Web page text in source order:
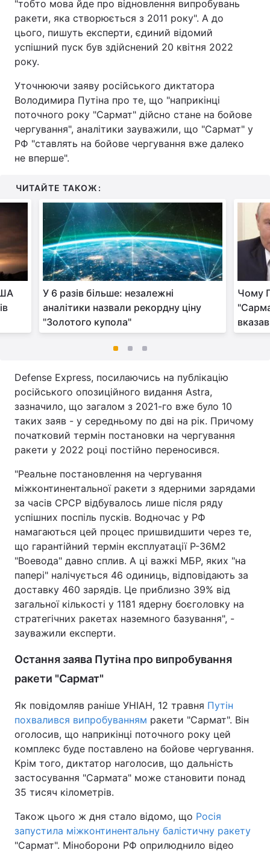
"тобто мова йде про відновлення випробувань
ракети, яка створюється з 2011 року". А до
цього, пишуть експерти, єдиний відомий
успішний пуск був здійснений 20 квітня 2022
року.
Уточнюючи заяву російського диктатора
Володимира Путіна про те, що "наприкінці
поточного року "Сармат" дійсно стане на бойове
чергування", аналітики зауважили, що "Сармат" у
РФ "ставлять на бойове чергування вже далеко
не вперше".
ЧИТАЙТЕ ТАКОЖ:
У 6 разів більше: незалежні
аналітики назвали рекордну ціну
"Золотого купола"
Чому
Defense Express, посилаючись на публікацію
російського опозиційного видання Astra,
зазначило, що загалом з 2021-го вже було 10
таких заяв - у середньому по дві на рік. Причому
початковий термін постановки на чергування
ракети у 2022 році постійно переносився.
"Реальне постановлення на чергування
міжконтинентальної ракети з ядерними зарядами
за часів СРСР відбувалось лише після ряду
успішних поспіль пусків. Водночас у РФ
намагаються цей процес пришвидшити через те,
що гарантійний термін експлуатації Р-36М2
"Воевода" давно сплив. А ці важкі МБР, яких "на
папері" налічується 46 одиниць, відповідають за
доставку 460 зарядів. Це приблизно 39% від
загальної кількості у 1181 ядерну боєголовку на
стратегічних ракетах наземного базування", -
зауважили експерти.
Остання заява Путіна про випробування
ракети "Сармат"
Як повідомляв раніше УНІАН, 12 травня Путін
похвалився випробуванням ракети "Сармат". Він
оголосив, що наприкінці поточного року цей
комплекс буде поставлено на бойове чергування.
Крім того, диктатор наголосив, що дальність
застосування "Сармата" може становити понад
35 тисяч кілометрів.
Також цього ж дня стало відомо, що Росія
запустила міжконтинентальну балістичну ракету
"Сармат". Міноборони РФ оприлюднило відео